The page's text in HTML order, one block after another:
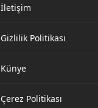
İletişim
Gizlilik Politikası
Künye
Çerez Politikası